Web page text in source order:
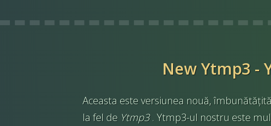
New Ytmp3 -
Aceasta este versiunea nouă,
la fel de Ytmp3. Ytmp3-ul nostru este